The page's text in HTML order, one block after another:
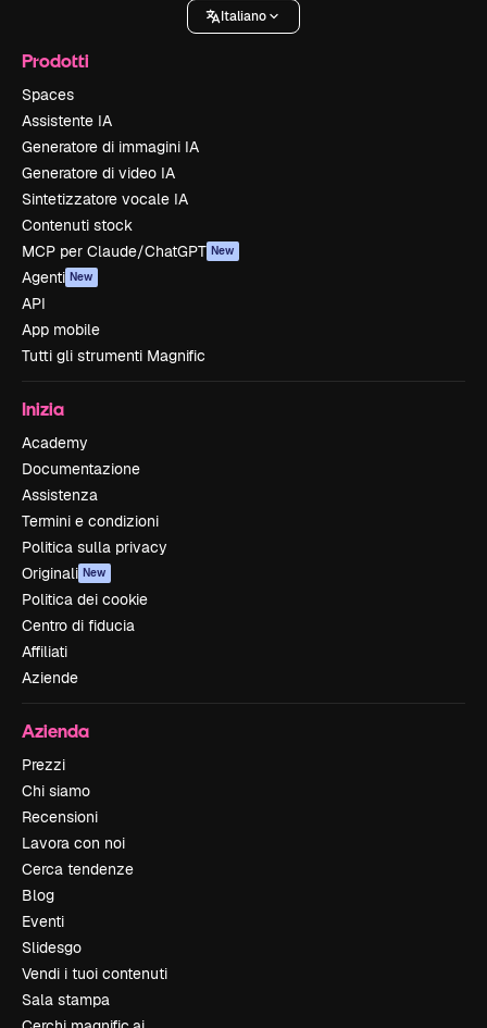
Italiano
Prodotti
Spaces
Assistente IA
Generatore di immagini IA
Generatore di video IA
Sintetizzatore vocale IA
Contenuti stock
MCP per Claude/ChatGPT New
Agenti New
API
App mobile
Tutti gli strumenti Magnific
Inizia
Academy
Documentazione
Assistenza
Termini e condizioni
Politica sulla privacy
Originali New
Politica dei cookie
Centro di fiducia
Affiliati
Aziende
Azienda
Prezzi
Chi siamo
Recensioni
Lavora con noi
Cerca tendenze
Blog
Eventi
Slidesgo
Vendi i tuoi contenuti
Sala stampa